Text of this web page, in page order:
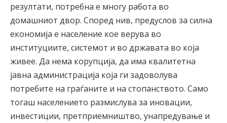
резултати, потребна е многу работа во
домашниот двор. Според нив, предуслов за силна
економија е население кое верува во
институциите, системот и во државата во која
живее. Да нема корупција, да има квалитетна
јавна администрација која ги задоволува
потребите на граѓаните и на стопанството. Само
тогаш населението размислува за иновации,
инвестиции, претприемништво, унапредување и